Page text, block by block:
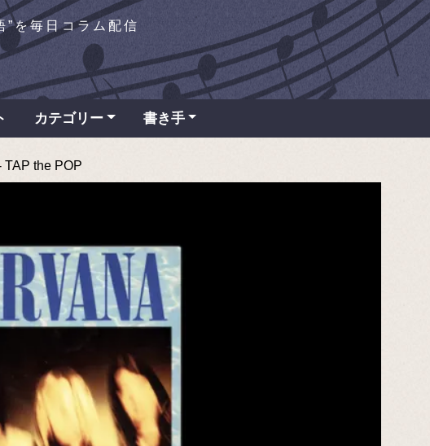
”を毎日コラム配信
カテゴリー 書き手
TAP the POP